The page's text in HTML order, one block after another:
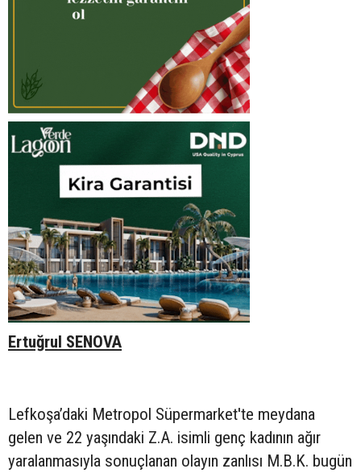
Ertuğrul SENOVA
Lefkoşa’daki Metropol Süpermarket'te meydana
gelen ve 22 yaşındaki Z.A. isimli genç kadının ağır
yaralanmasıyla sonuçlanan olayın zanlısı M.B.K. bugün